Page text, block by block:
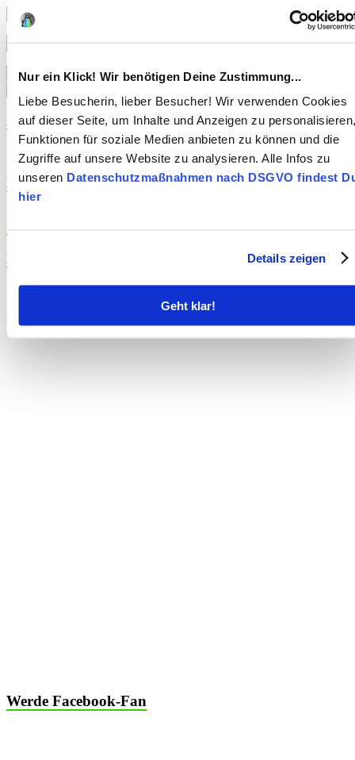
Nur ein Klick! Wir benötigen Deine Zustimmung...
Liebe Besucherin, lieber Besucher! Wir verwenden Cookies
auf dieser Seite, um Inhalte und Anzeigen zu
Funktionen für soziale Medien anbieten zu können und die
Zugriffe auf unsere Website zu analysieren. Alle Infos zu
unseren Datenschutzmaßnahmen nach DSGVO findest
hier
Details zeigen
Geht klar!
Suchen
Archiv
Dezember 2016
Meta
Hier finden Sie uns
Werde Facebook-Fan